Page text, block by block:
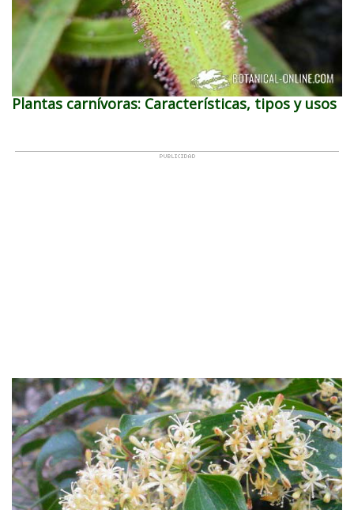
Plantas carnívoras: Características, tipos y usos